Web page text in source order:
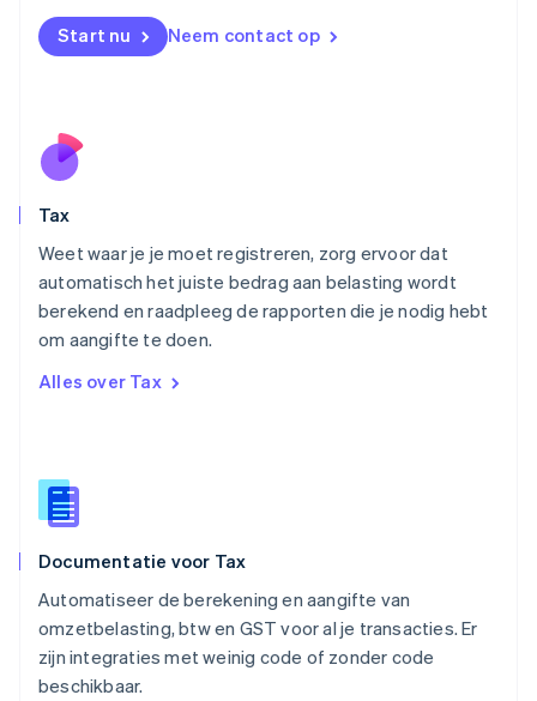
Start nu Neem contact op
Tax
Weet waar je je moet registreren, zorg ervoor dat
automatisch het juiste bedrag aan belasting wordt
berekend en raadpleeg de rapporten die je nodig hebt
om aangifte te doen.
Alles over Tax
Documentatie voor Tax
Automatiseer de berekening en aangifte van
omzetbelasting, btw en GST voor al je transacties. Er
zijn integraties met weinig code of zonder code
beschikbaar.
Nederland
NederlandsEnglish
English
Oostenrijk
English
Portugal
English
Roemenië
English
Singapore
English 简体中文
English
Spanje
Thailand
ไทยEnglish
Tsjechië
Vasteland van China
简体中文English